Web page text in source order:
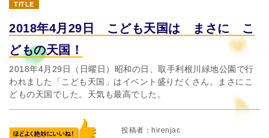
TITLE
2018年4月29日 こども天国は まさに こ
どもの天国！
2018年4月29日（日曜日）昭和の日、取手利根川緑地公園で行
われました「こども天国」はイベント盛りだくさん。まさにこ
どもの天国でした。天気も最高でした。
投稿者
hirenjac